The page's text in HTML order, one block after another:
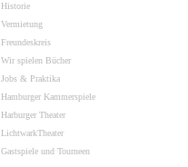
Historie
Vermietung
Freundeskreis
Wir spielen Bücher
Jobs & Praktika
Hamburger Kammerspiele
Harburger Theater
LichtwarkTheater
Gastspiele und Tourneen